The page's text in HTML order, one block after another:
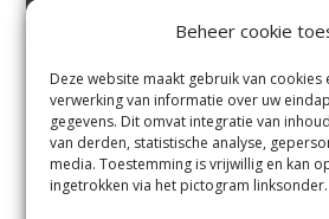
Beheer cookie
Deze website maakt gebruik van
verwerking van informatie over uw
gegevens. Dit omvat integratie van
van derden, statistische analyse,
media. Toestemming is vrijwillig en kan
ingetrokken via het pictogram linksonder.
Margadantstraat 34
0255-533900
info@jutter.nlofinfo@hofgee
st.nl
Zuid,
Contact
Andere uitgaven